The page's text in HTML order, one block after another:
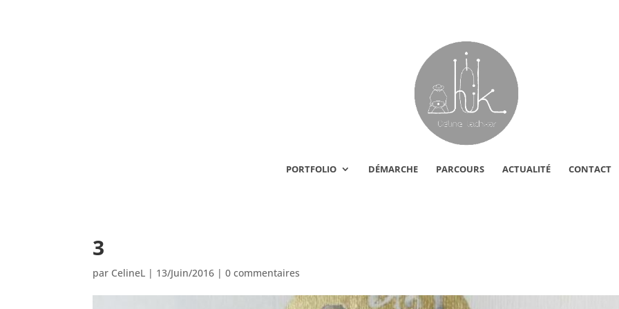
PORTFOLIO DÉMARCHE PARCOURS ACTUALITÉ CONTACT
3
par CelineL | 13/Juin/2016 |0 commentaires